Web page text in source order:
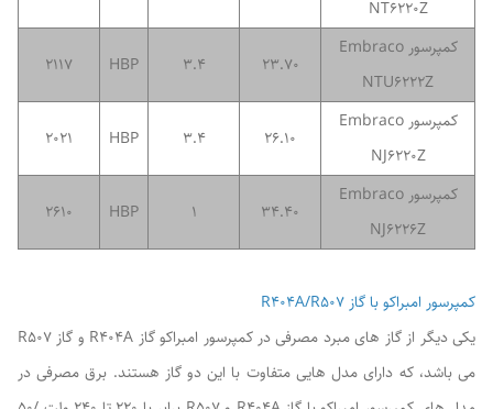
NT6220Z
کمپرسور Embraco
NTU6222Z
23.70
3.4
HBP
2117
کمپرسور Embraco
NJ6220Z
26.10
3.4
HBP
2021
کمپرسور Embraco
NJ6226Z
34.40
1
HBP
2610
کمپرسور امبراکو با گاز R404A/R507
یکی دیگر از گاز های مبرد مصرفی در کمپرسور امبراکو گاز R404A و گاز R507
می باشد، که دارای مدل هایی متفاوت با این دو گاز هستند. برق مصرفی در